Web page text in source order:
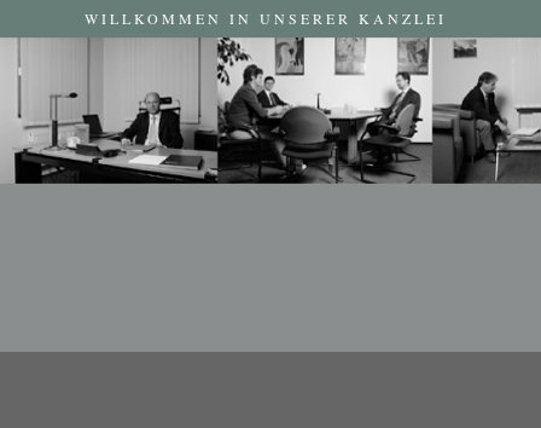
WILLKOMMEN IN UNSERER KANZLEI